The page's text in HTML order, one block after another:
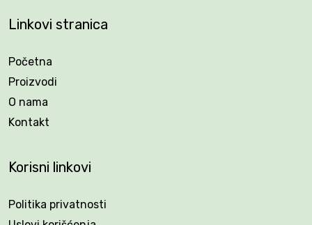
Linkovi stranica
Početna
Proizvodi
O nama
Kontakt
Korisni linkovi
Politika privatnosti